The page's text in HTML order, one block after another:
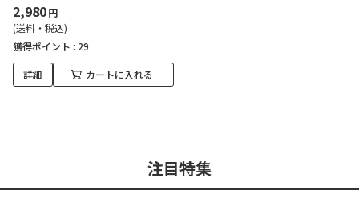
2,980円
(送料・税込)
獲得ポイント : 29
詳細 カートに入れる
注目特集